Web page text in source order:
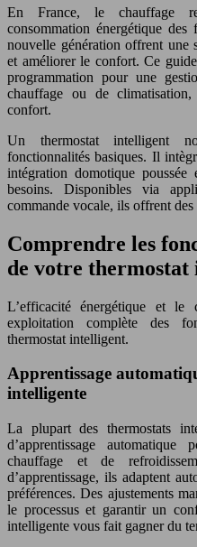
En France, le chauffage
consommation énergétique des
nouvelle génération offrent une
et améliorer le confort. Ce
programmation pour une
chauffage ou de
confort.
Un thermostat intelligent
fonctionnalités basiques. Il
intégration domotique poussée
besoins. Disponibles via
commande vocale, ils offrent
Comprendre les
de votre
L’efficacité énergétique et le
exploitation complète des
thermostat intelligent.
Apprentissage
intelligente
La plupart des thermostats
d’apprentissage
chauffage et de
d’apprentissage, ils adaptent
préférences. Des ajustements
le processus et garantir un
intelligente vous fait gagner du